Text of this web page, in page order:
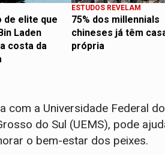
de elite que
Laden
costa da
ESTUDOS REVELAM
75% dos millennials
chineses já têm
própria
com a Universidade Federal
do Sul (UEMS), pode
o bem-estar dos peixes.